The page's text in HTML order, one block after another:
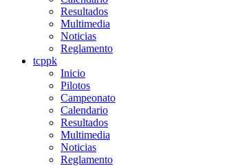
Resultados
Multimedia
Noticias
Reglamento
tcppk
Inicio
Pilotos
Campeonato
Calendario
Resultados
Multimedia
Noticias
Reglamento